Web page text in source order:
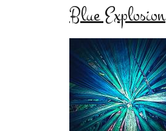
Blue Explosion